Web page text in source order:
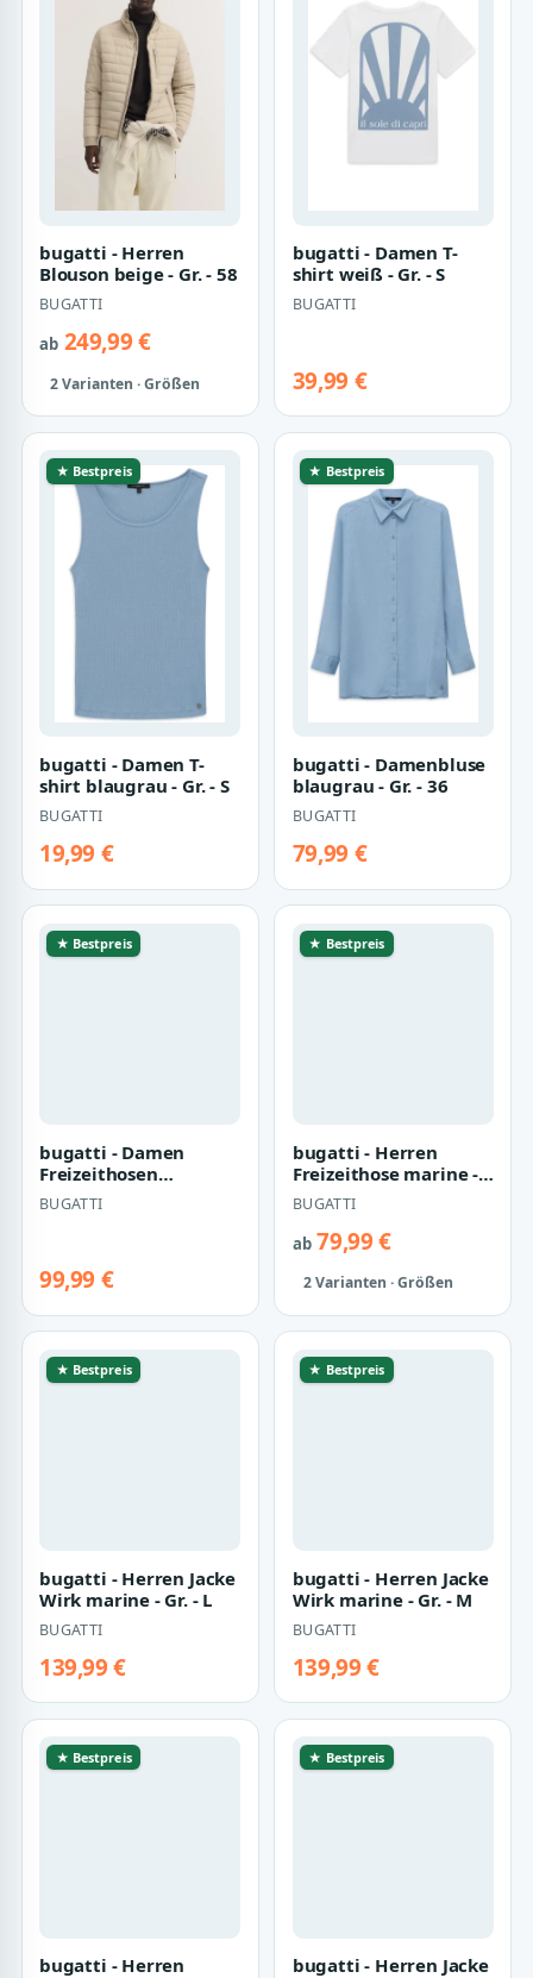
bugatti - Herren
Blouson beige - Gr. - 58
BUGATTI
ab249,99 €
2 Varianten · Größen
bugatti - Damen T-
shirt weiß - Gr. - S
BUGATTI
39,99 €
★ Bestpreis
bugatti - Damen T-
shirt blaugrau - Gr. - S
BUGATTI
19,99 €
★ Bestpreis
bugatti - Damenbluse
blaugrau - Gr. - 36
BUGATTI
79,99 €
★ Bestpreis
bugatti - Damen
Freizeithosen
blaugrau - Gr. - 36
BUGATTI
99,99 €
★ Bestpreis
bugatti - Herren
Freizeithose marine -
Gr. - 34
BUGATTI
ab79,99 €
2 Varianten · Größen
★ Bestpreis
bugatti - Herren Jacke
Wirk marine - Gr. - L
BUGATTI
139,99 €
★ Bestpreis
bugatti - Herren Jacke
Wirk marine - Gr. - M
BUGATTI
139,99 €